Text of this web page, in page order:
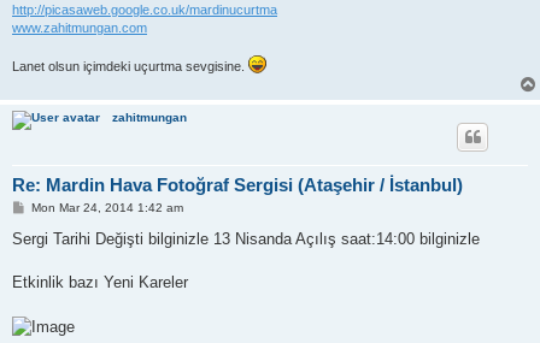
http://picasaweb.google.co.uk/mardinucurtma
www.zahitmungan.com
Lanet olsun içimdeki uçurtma sevgisine.
zahitmungan
Re: Mardin Hava Fotoğraf Sergisi (Ataşehir / İstanbul)
P
s
Mon Mar 24, 2014 1:42 am
Sergi Tarihi Değişti bilginizle 13 Nisanda Açılış saat:14:00 bilginizle
Etkinlik bazı Yeni Kareler